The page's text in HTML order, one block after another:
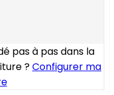
pas à pas dans la
?Configurer ma